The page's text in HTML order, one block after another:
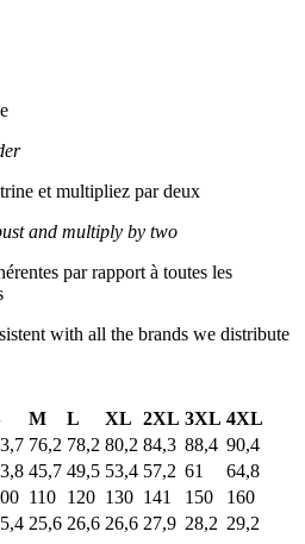
et multipliez par deux
and multiply by two
par rapport à toutes les
with all the brands we distribute
M L XL 2XL 3XL 4XL
76,2 78,2 80,2 84,3 88,4 90,4
45,7 49,5 53,4 57,2 61
64,8
110 120 130 141 150
160
25,6 26,6 26,6 27,9 28,2 29,2